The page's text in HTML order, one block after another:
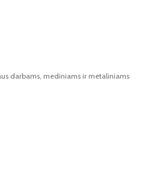
darbams, mediniams ir metaliniams